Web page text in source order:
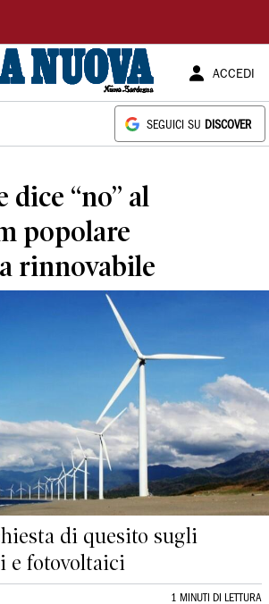
ACCEDI
SEGUICI SU DISCOVER
dice “no” al
popolare
rinnovabile
di quesito sugli
e fotovoltaici
1 MINUTI DI LETTURA